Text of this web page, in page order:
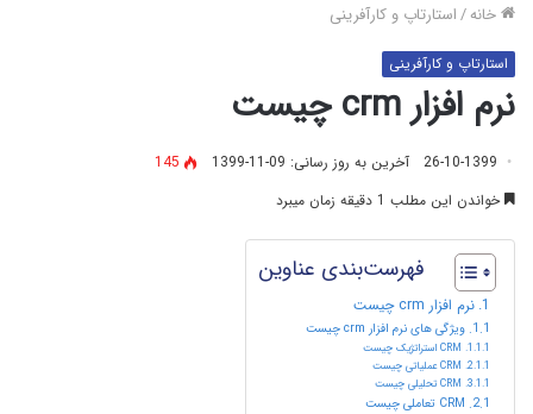
خانه/استارتاپ و کارآفرینی
استارتاپ و کارآفرینی
نرم افزار crm چیست
26-10-1399 آخرین به روز رسانی: 09-11-1399
145
خواندن این مطلب 1 دقیقه زمان میبرد
فهرست‌بندی عناوین
نرم افزار crm چیست
ویژگی های نرم افزار crm چیست
CRM استراتژیک چیست
CRM عملیاتی چیست
CRM تحلیلی چیست
CRM تعاملی چیست